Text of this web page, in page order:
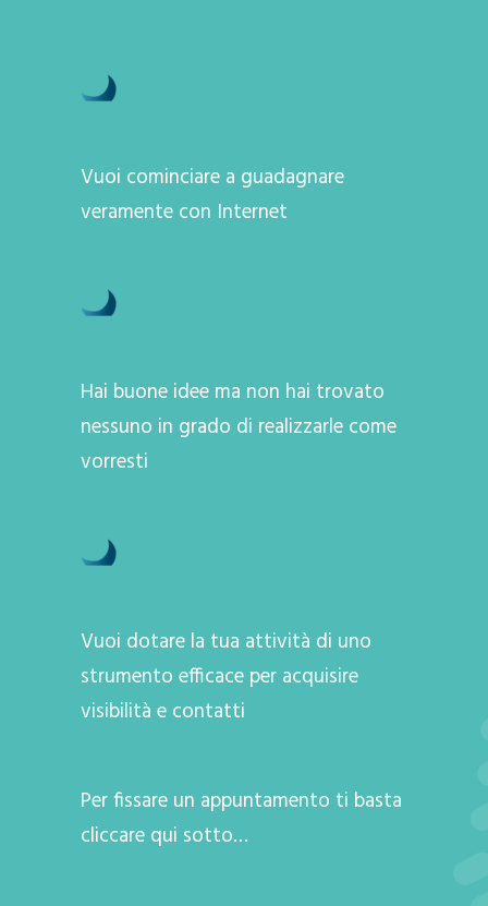
Vuoi cominciare a guadagnare
veramente con Internet
Hai buone idee ma non hai trovato
nessuno in grado di realizzarle come
vorresti
Vuoi dotare la tua attività di uno
strumento efficace per acquisire
visibilità e contatti
Per fissare un appuntamento ti basta
cliccare qui sotto…